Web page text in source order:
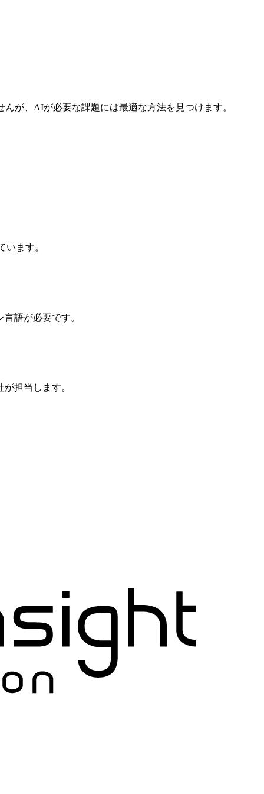
が、AIが必要な課題には最適な方法を見つけます。
ます。
語が必要です。
担当します。